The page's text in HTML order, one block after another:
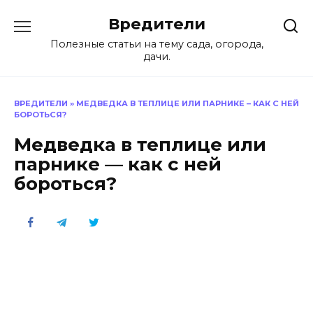
содержанию
Вредители
Полезные статьи на тему сада, огорода,
дачи.
ВРЕДИТЕЛИ » МЕДВЕДКА В ТЕПЛИЦЕ ИЛИ ПАРНИКЕ – КАК С НЕЙ
БОРОТЬСЯ?
Медведка в теплице или
парнике — как с ней
бороться?